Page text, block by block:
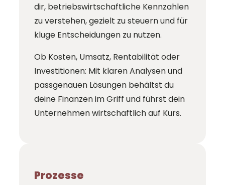
dir, betriebswirtschaftliche Kennzahlen
zu verstehen, gezielt zu steuern und für
kluge Entscheidungen zu nutzen.
Ob Kosten, Umsatz, Rentabilität oder
Investitionen: Mit klaren Analysen und
passgenauen Lösungen behältst du
deine Finanzen im Griff und führst dein
Unternehmen wirtschaftlich auf Kurs.
Prozesse